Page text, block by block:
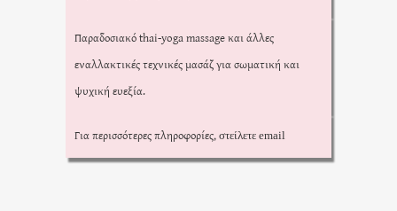
Παραδοσιακό thai-yoga massage και άλλες
εναλλακτικές τεχνικές μασάζ για σωματική και
ψυχική ευεξία.
Για περισσότερες πληροφορίες, στείλετε email